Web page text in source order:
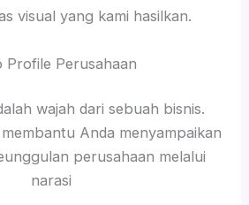
visual yang kami hasilkan.
Profile Perusahaan
wajah dari sebuah bisnis.
Anda menyampaikan
perusahaan melalui
narasi